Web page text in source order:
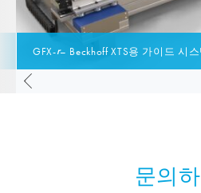
GFX-r– Beckhoff XTS용 가이드 시스